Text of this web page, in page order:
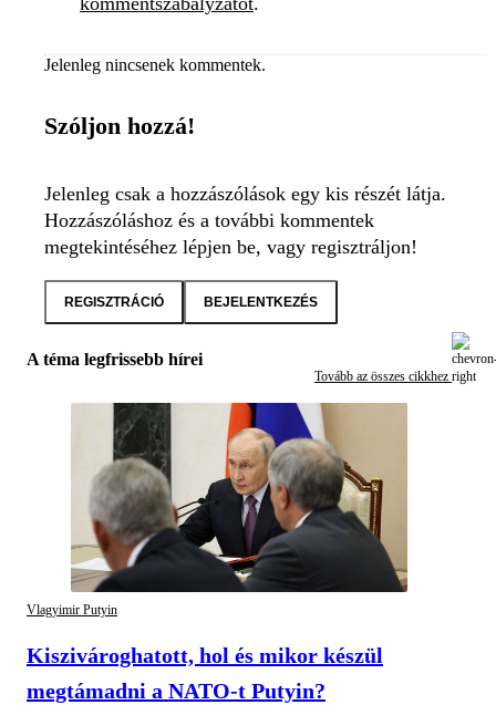
Jelenleg nincsenek kommentek.
Szóljon hozzá!
Jelenleg csak a hozzászólások egy kis részét látja.
Hozzászóláshoz és a további kommentek
megtekintéséhez lépjen be, vagy regisztráljon!
REGISZTRÁCIÓ BEJELENTKEZÉS
A téma legfrissebb hírei
Tovább az összes cikkhez
Vlagyimir Putyin
Kiszivároghatott, hol és mikor készül
megtámadni a NATO-t Putyin?